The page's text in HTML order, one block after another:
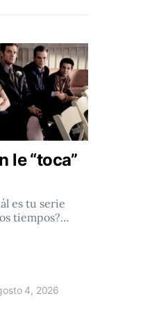
le “toca”
es tu serie
tiempos?…
4, 2026